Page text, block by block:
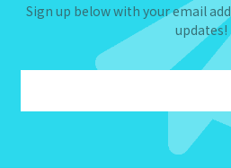
Sign up below with your email
updates!